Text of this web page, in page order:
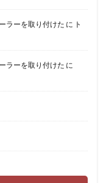
ラーを取り付けた に ト
ラーを取り付けた に